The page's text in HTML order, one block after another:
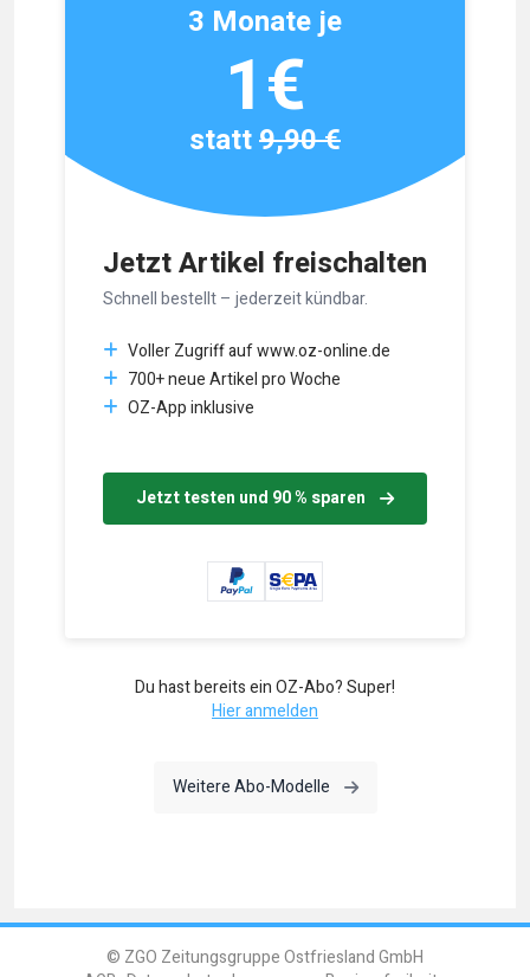
Jetzt Artikel freischalten
Schnell bestellt – jederzeit kündbar.
Voller Zugriff auf www.oz-online.de
700+ neue Artikel pro Woche
OZ-App inklusive
Jetzt testen und 90 % sparen
3 Monate je
1€
statt9,90 €
Du hast bereits ein OZ-Abo? Super!
Hier anmelden
Weitere Abo-Modelle
© ZGO Zeitungsgruppe Ostfriesland GmbH